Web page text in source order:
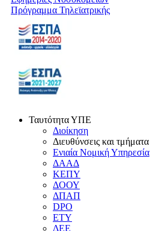
Πρόγραμμα Τηλεϊατρικής
Ταυτότητα ΥΠΕ
Διοίκηση
Διευθύνσεις και τμήματα
Ενιαία Νομική Υπηρεσία
ΔΑΑΔ
ΚΕΠΥ
ΔΟΟΥ
ΔΠΑΠ
DPO
ΕΤΥ
ΔΕΕ